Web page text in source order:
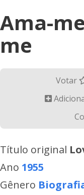
Ama-
me
Votar
Título original
Ano 1955
Gênero